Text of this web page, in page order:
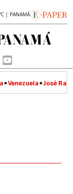
| PANAMÁ
Venezuela José